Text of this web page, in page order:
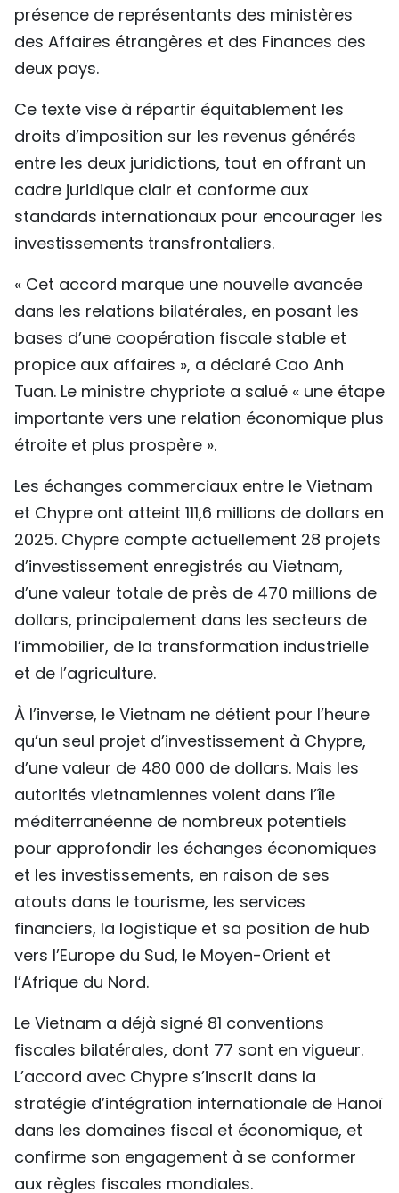
TIẾNG VIỆT
中文
РУССКИЙ
ESPAÑOL
présence de représentants des ministères
des Affaires étrangères et des Finances des
deux pays.
Ce texte vise à répartir équitablement les
droits d’imposition sur les revenus générés
entre les deux juridictions, tout en offrant un
cadre juridique clair et conforme aux
standards internationaux pour encourager les
investissements transfrontaliers.
« Cet accord marque une nouvelle avancée
dans les relations bilatérales, en posant les
bases d’une coopération fiscale stable et
propice aux affaires », a déclaré Cao Anh
Tuan. Le ministre chypriote a salué « une étape
importante vers une relation économique plus
étroite et plus prospère ».
Les échanges commerciaux entre le Vietnam
et Chypre ont atteint 111,6 millions de dollars en
2025. Chypre compte actuellement 28 projets
d’investissement enregistrés au Vietnam,
d’une valeur totale de près de 470 millions de
dollars, principalement dans les secteurs de
l’immobilier, de la transformation industrielle
et de l’agriculture.
À l’inverse, le Vietnam ne détient pour l’heure
qu’un seul projet d’investissement à Chypre,
d’une valeur de 480 000 de dollars. Mais les
autorités vietnamiennes voient dans l’île
méditerranéenne de nombreux potentiels
pour approfondir les échanges économiques
et les investissements, en raison de ses
atouts dans le tourisme, les services
financiers, la logistique et sa position de hub
vers l’Europe du Sud, le Moyen-Orient et
l’Afrique du Nord.
Le Vietnam a déjà signé 81 conventions
fiscales bilatérales, dont 77 sont en vigueur.
L’accord avec Chypre s’inscrit dans la
stratégie d’intégration internationale de Hanoï
dans les domaines fiscal et économique, et
confirme son engagement à se conformer
aux règles fiscales mondiales.